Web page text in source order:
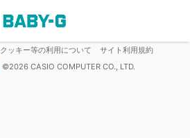
クッキー等の利用について
サイト利用規約
©2026 CASIO COMPUTER CO., LTD.